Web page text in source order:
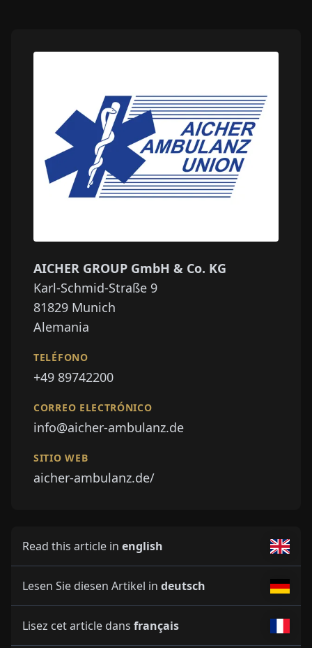
diarias, enfocándome en decisiones estratégicas para
herramientas y el apoyo que necesitan para liderar la
compañía hacia el futuro.
Karl-Schmid-Straße 9
81829Munich
TELÉFONO
info@aicher-ambulanz.de
SITIO WEB